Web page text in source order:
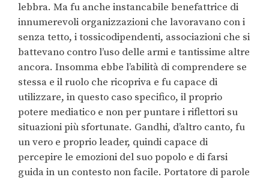
lebbra. Ma fu anche instancabile benefattrice di
innumerevoli organizzazioni che lavoravano con i
senza tetto, i tossicodipendenti, associazioni che si
battevano contro l’uso delle armi e tantissime altre
ancora. Insomma ebbe l’abilità di comprendere se
stessa e il ruolo che ricopriva e fu capace di
utilizzare, in questo caso specifico, il proprio
potere mediatico e non per puntare i riflettori su
situazioni più sfortunate. Gandhi, d’altro canto, fu
un vero e proprio leader, quindi capace di
percepire le emozioni del suo popolo e di farsi
guida in un contesto non facile. Portatore di parole